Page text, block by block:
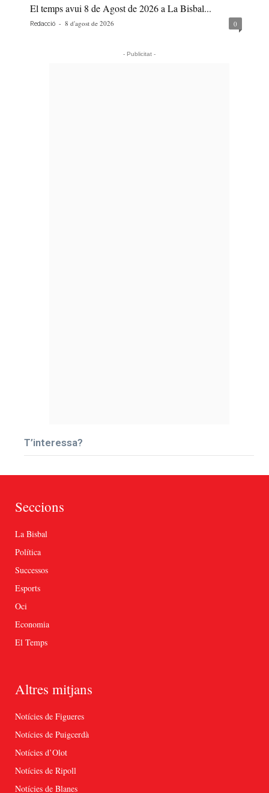
El temps avui 8 de Agost de 2026 a La Bisbal...
Redacció - 8 d'agost de 2026 0
- Publicitat -
T’interessa?
Seccions
La Bisbal
Política
Successos
Esports
Oci
Economia
El Temps
Altres mitjans
Notícies de Figueres
Notícies de Puigcerdà
Notícies d’Olot
Notícies de Ripoll
Notícies de Blanes